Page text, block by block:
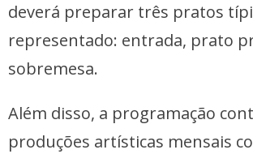
deverá preparar três pratos
representado: entrada, prato
sobremesa.
Além disso, a programação
produções artísticas mensais